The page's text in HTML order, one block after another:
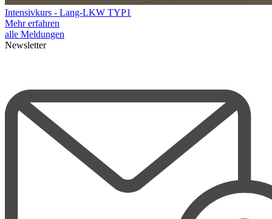
Intensivkurs - Lang-LKW TYP1
Mehr erfahren
alle Meldungen
Newsletter